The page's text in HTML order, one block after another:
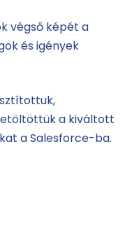
végső képét a
és igények
a kiváltott
a Salesforce-ba.